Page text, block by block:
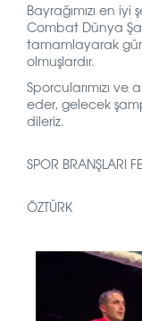
Bayrağımızı en
Combat Dünya
tamamlayarak
olmuşlardır.
Sporcularımızı
eder, gelecek
dileriz.
TÜRKİYE
SPOR BRANŞLARI
ÖZTÜRK